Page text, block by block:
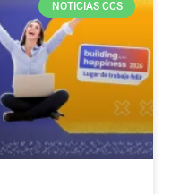
NOTICIAS CCS